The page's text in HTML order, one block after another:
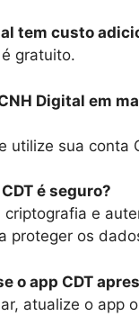
tem custo
gratuito.
Digital em
utilize sua conta
é seguro?
criptografia e
proteger os
o app CDT
atualize o app